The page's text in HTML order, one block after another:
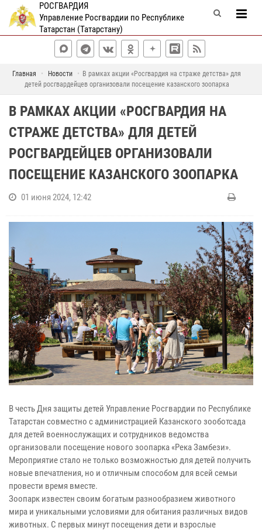
РОСГВАРДИЯ
Управление Росгвардии по Республике
Татарстан (Татарстану)
Главная Новости
В рамках акции «Росгвардия на страже детства» для
детей росгвардейцев организовали посещение казанского зоопарка
В РАМКАХ АКЦИИ «РОСГВАРДИЯ НА
СТРАЖЕ ДЕТСТВА» ДЛЯ ДЕТЕЙ
РОСГВАРДЕЙЦЕВ ОРГАНИЗОВАЛИ
ПОСЕЩЕНИЕ КАЗАНСКОГО ЗООПАРКА
01 июня 2024, 12:42
В честь Дня защиты детей Управление Росгвардии по Республике
Татарстан совместно с администрацией Казанского зооботсада
для детей военнослужащих и сотрудников ведомства
организовали посещение нового зоопарка «Река Замбези».
Мероприятие стало не только возможностью для детей получить
новые впечатления, но и отличным способом для всей семьи
провести время вместе.
Зоопарк известен своим богатым разнообразием животного
мира и уникальными условиями для обитания различных видов
животных. С первых минут посещения дети и взрослые